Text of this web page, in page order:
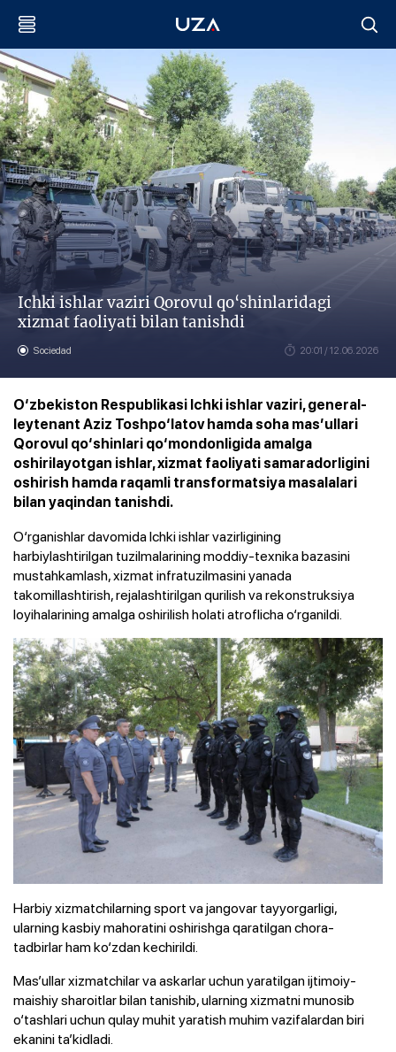
Ichki ishlar vaziri Qorovul qo‘shinlaridagi
xizmat faoliyati bilan tanishdi
Sociedad 20:01 / 12.06.2026
O‘zbekiston Respublikasi Ichki ishlar vaziri, general-
leytenant Aziz Toshpo‘latov hamda soha mas’ullari
Qorovul qo‘shinlari qo‘mondonligida amalga
oshirilayotgan ishlar, xizmat faoliyati samaradorligini
oshirish hamda raqamli transformatsiya masalalari
bilan yaqindan tanishdi.
O‘rganishlar davomida Ichki ishlar vazirligining
harbiylashtirilgan tuzilmalarining moddiy-texnika bazasini
mustahkamlash, xizmat infratuzilmasini yanada
takomillashtirish, rejalashtirilgan qurilish va rekonstruksiya
loyihalarining amalga oshirilish holati atroflicha o‘rganildi.
Harbiy xizmatchilarning sport va jangovar tayyorgarligi,
ularning kasbiy mahoratini oshirishga qaratilgan chora-
tadbirlar ham ko‘zdan kechirildi.
Mas’ullar xizmatchilar va askarlar uchun yaratilgan ijtimoiy-
maishiy sharoitlar bilan tanishib, ularning xizmatni munosib
o‘tashlari uchun qulay muhit yaratish muhim vazifalardan biri
ekanini ta’kidladi.